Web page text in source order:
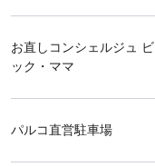
お直しコンシェルジュ ビ
ック・ママ
パルコ直営駐車場